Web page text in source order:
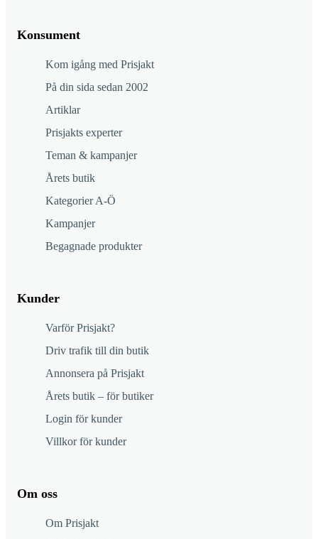
Konsument
Kom igång med Prisjakt
På din sida sedan 2002
Artiklar
Prisjakts experter
Teman & kampanjer
Årets butik
Kategorier A-Ö
Kampanjer
Begagnade produkter
Kunder
Varför Prisjakt?
Driv trafik till din butik
Annonsera på Prisjakt
Årets butik – för butiker
Login för kunder
Villkor för kunder
Om oss
Om Prisjakt